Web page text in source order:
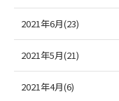
2021年6月(23)
2021年5月(21)
2021年4月(6)